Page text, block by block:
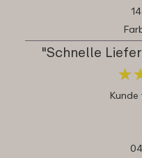
"Schnelle
★
★
Kunde